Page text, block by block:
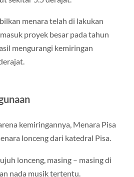
menara telah di lakukan
proyek besar pada tahun
mengurangi kemiringan
kemiringannya, Menara Pisa
lonceng dari katedral Pisa.
lonceng, masing – masing di
nada musik tertentu.